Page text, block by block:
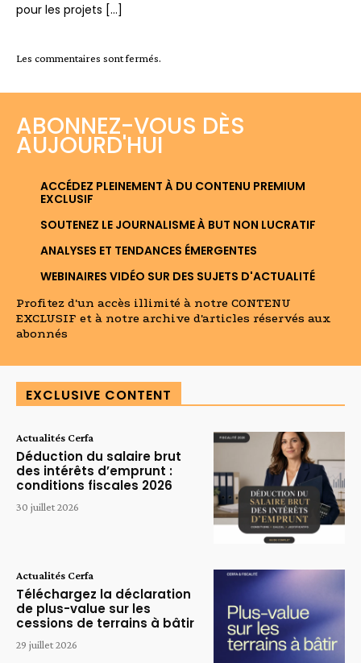
pour les projets […]
Les commentaires sont fermés.
ABONNEZ-VOUS DÈS
AUJOURD'HUI
ACCÉDEZ PLEINEMENT À DU CONTENU PREMIUM
EXCLUSIF
SOUTENEZ LE JOURNALISME À BUT NON LUCRATIF
ANALYSES ET TENDANCES ÉMERGENTES
WEBINAIRES VIDÉO SUR DES SUJETS D'ACTUALITÉ
Profitez d'un accès illimité à notre CONTENU
EXCLUSIF et à notre archive d'articles réservés aux
abonnés
EXCLUSIVE CONTENT
Actualités Cerfa
Déduction du salaire brut
des intérêts d’emprunt :
conditions fiscales 2026
30 juillet 2026
Actualités Cerfa
Téléchargez la déclaration
de plus-value sur les
cessions de terrains à bâtir
29 juillet 2026